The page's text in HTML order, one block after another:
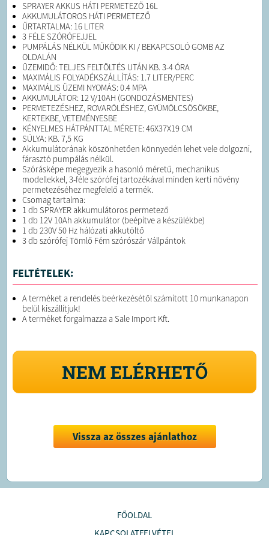
SPRAYER AKKUS HÁTI PERMETEZŐ 16L
AKKUMULÁTOROS HÁTI PERMETEZŐ
ŰRTARTALMA: 16 LITER
3 FÉLE SZÓRÓFEJJEL
PUMPÁLÁS NÉLKÜL MŰKÖDIK KI / BEKAPCSOLÓ GOMB AZ
OLDALÁN
ÜZEMIDŐ: TELJES FELTÖLTÉS UTÁN KB. 3-4 ÓRA
MAXIMÁLIS FOLYADÉKSZÁLLÍTÁS: 1.7 LITER/PERC
MAXIMÁLIS ÜZEMI NYOMÁS: 0.4 MPA
AKKUMULÁTOR: 12 V/10AH (GONDOZÁSMENTES)
PERMETEZÉSHEZ, ROVARÖLÉSHEZ, GYÜMÖLCSÖSÖKBE,
KERTEKBE, VETEMÉNYESBE
KÉNYELMES HÁTPÁNTTAL MÉRETE: 46X37X19 CM
SÚLYA: KB. 7,5 KG
Akkumulátorának köszönhetően könnyedén lehet vele dolgozni,
fárasztó pumpálás nélkül.
Szórásképe megegyezik a hasonló méretű, mechanikus
modellekkel, 3-féle szórófej tartozékával minden kerti növény
permetezéséhez megfelelő a termék.
Csomag tartalma:
1 db SPRAYER akkumulátoros permetező
1 db 12V 10Ah akkumulátor (beépítve a készülékbe)
1 db 230V 50 Hz hálózati akkutöltő
3 db szórófej Tömlő Fém szórószár Vállpántok
FELTÉTELEK:
A terméket a rendelés beérkezésétől számított 10 munkanapon
belül kiszállítjuk!
A terméket forgalmazza a Sale Import Kft.
NEM ELÉRHETŐ
Vissza az összes ajánlathoz
FŐOLDAL